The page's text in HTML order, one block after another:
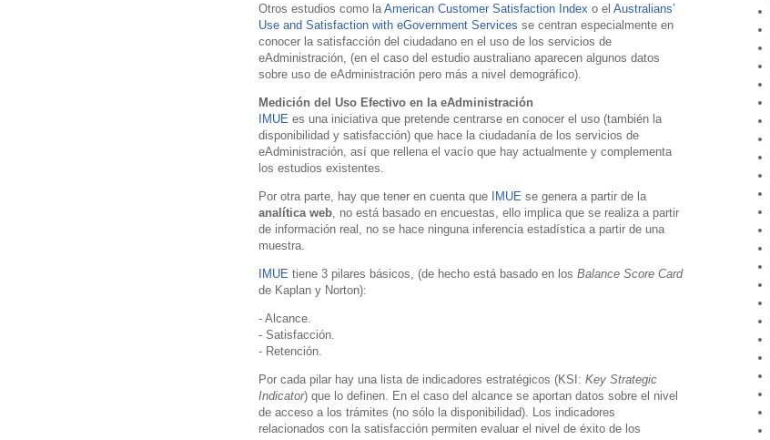
Otros estudios como la American Customer Satisfaction Index o el Australians’
Use and Satisfaction with eGovernment Services se centran especialmente en
conocer la satisfacción del ciudadano en el uso de los servicios de
eAdministración, (en el caso del estudio australiano aparecen algunos datos
sobre uso de eAdministración pero más a nivel demográfico).
Medición del Uso Efectivo en la eAdministración
IMUE es una iniciativa que pretende centrarse en conocer el uso (también la
disponibilidad y satisfacción) que hace la ciudadanía de los servicios de
eAdministración, así que rellena el vacío que hay actualmente y complementa
los estudios existentes.
Por otra parte, hay que tener en cuenta que IMUE se genera a partir de la
analítica web , no está basado en encuestas, ello implica que se realiza a partir
de información real, no se hace ninguna inferencia estadística a partir de una
muestra.
IMUE tiene 3 pilares básicos, (de hecho está basado en los Balance Score Card
de Kaplan y Norton):
- Alcance.
- Satisfacción.
- Retención.
Por cada pilar hay una lista de indicadores estratégicos (KSI: Key Strategic
Indicator) que lo definen. En el caso del alcance se aportan datos sobre el nivel
de acceso a los trámites (no sólo la disponibilidad). Los indicadores
relacionados con la satisfacción permiten evaluar el nivel de éxito de los